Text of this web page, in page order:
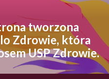
tworzona
Zdrowie, która
USP Zdrowie.